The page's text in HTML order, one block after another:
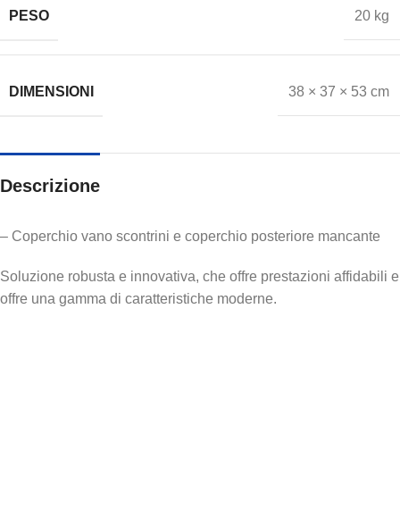
PESO 20 kg
DIMENSIONI 38 × 37 × 53 cm
Descrizione
– Coperchio vano scontrini e coperchio posteriore mancante
Soluzione robusta e innovativa, che offre prestazioni affidabili e
offre una gamma di caratteristiche moderne.